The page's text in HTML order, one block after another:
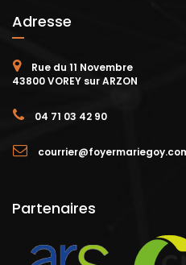
Adresse
Rue du 11 Novembre
43800 VOREY sur ARZON
04 71 03 42 90
Partenaires